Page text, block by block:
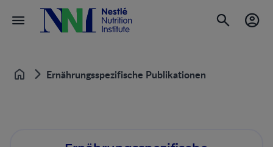
StartseiteErnährungsspezifische Publikationen